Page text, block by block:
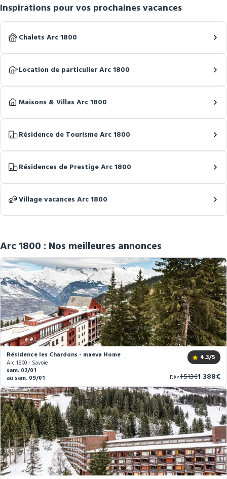
Inspirations pour vos prochaines vacances
Chalets Arc 1800
Location de particulier Arc 1800
Maisons & Villas Arc 1800
Résidence de Tourisme Arc 1800
Résidences de Prestige Arc 1800
Village vacances Arc 1800
Arc 1800 : Nos meilleures annonces
Résidence les Chardons - maeva Home
Arc 1800 - Savoie
4.3/5
sam. 02/01
au sam. 09/01
DèsAncien
prix
1 513€Nouveau
prix
1 388€